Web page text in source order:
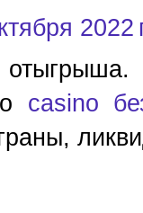
2022
casino